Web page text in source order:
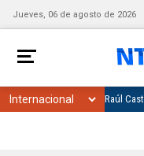
Jueves, 06 de agosto de 2026
Raúl